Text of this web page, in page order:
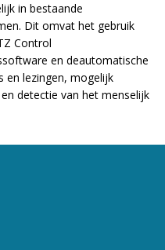
in bestaande
Dit omvat het gebruik
Control
en deautomatische
en lezingen, mogelijk
detectie van het menselijk